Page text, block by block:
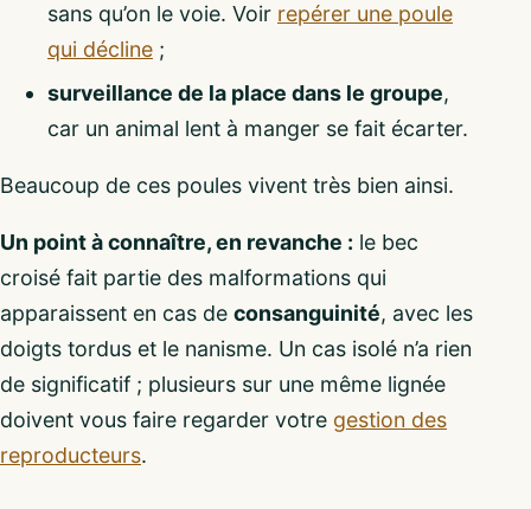
sans qu’on le voie. Voir repérer une poule
qui décline ;
surveillance de la place dans le groupe,
car un animal lent à manger se fait écarter.
Beaucoup de ces poules vivent très bien ainsi.
Un point à connaître, en revanche : le bec
croisé fait partie des malformations qui
apparaissent en cas de consanguinité, avec les
doigts tordus et le nanisme. Un cas isolé n’a rien
de significatif ; plusieurs sur une même lignée
doivent vous faire regarder votre gestion des
reproducteurs.